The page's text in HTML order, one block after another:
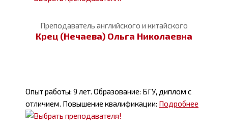
Преподаватель английского и китайского
Крец (Нечаева) Ольга Николаевна
Опыт работы: 9 лет. Образование: БГУ, диплом с
отличием. Повышение квалификации: Подробнее